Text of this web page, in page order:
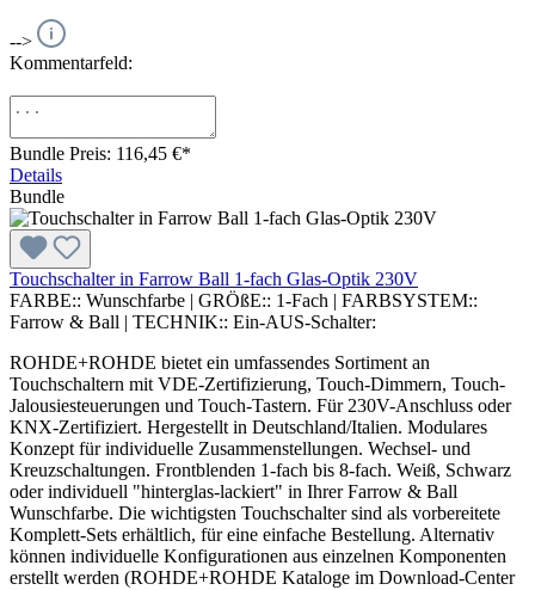
-->
Kommentarfeld:
Bundle Preis: 116,45 €*
Details
Bundle
Touchschalter in Farrow Ball 1-fach Glas-Optik 230V
FARBE:: Wunschfarbe | GRÖßE:: 1-Fach | FARBSYSTEM::
Farrow & Ball | TECHNIK:: Ein-AUS-Schalter:
ROHDE+ROHDE bietet ein umfassendes Sortiment an
Touchschaltern mit VDE-Zertifizierung, Touch-Dimmern, Touch-
Jalousiesteuerungen und Touch-Tastern. Für 230V-Anschluss oder
KNX-Zertifiziert. Hergestellt in Deutschland/Italien. Modulares
Konzept für individuelle Zusammenstellungen. Wechsel- und
Kreuzschaltungen. Frontblenden 1-fach bis 8-fach. Weiß, Schwarz
oder individuell "hinterglas-lackiert" in Ihrer Farrow & Ball
Wunschfarbe. Die wichtigsten Touchschalter sind als vorbereitete
Komplett-Sets erhältlich, für eine einfache Bestellung. Alternativ
können individuelle Konfigurationen aus einzelnen Komponenten
erstellt werden (ROHDE+ROHDE Kataloge im Download-Center